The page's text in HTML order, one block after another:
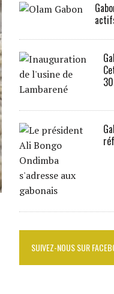
SUIVEZ-NOUS SUR